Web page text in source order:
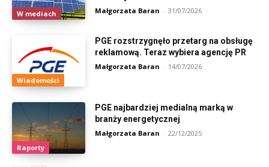
W mediach Małgorzata Baran - 31/07/2026
Wiadomości
PGE rozstrzygnęło przetarg na obsługę
reklamową. Teraz wybiera agencję PR
Małgorzata Baran - 14/07/2026
Raporty
PGE najbardziej medialną marką w
branży energetycznej
Małgorzata Baran - 22/12/2025